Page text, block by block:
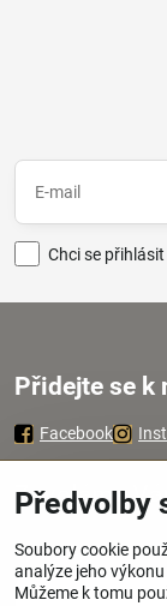
Chci se
Přidejte se k
Facebook
Zavoláme
Váš telefon*
Předvolby
Soubory cookie
analýze jeho
Můžeme k tomu